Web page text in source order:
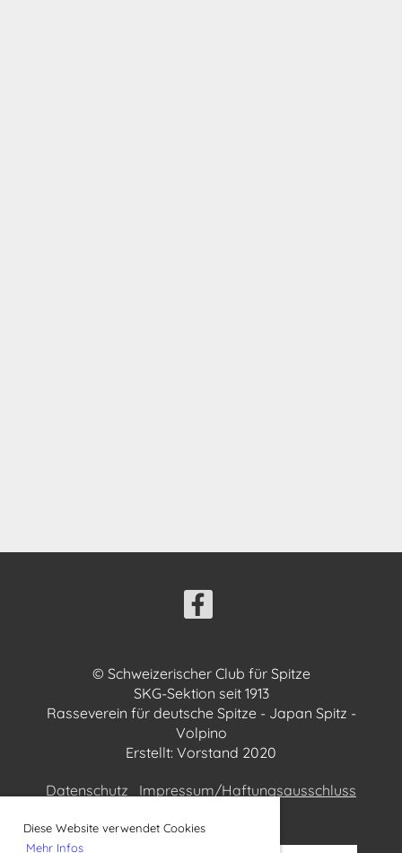
Diese Website verwendet Cookies
Mehr Infos
© Schweizerischer Club für Spitze
SKG-Sektion seit 1913
Rasseverein für deutsche Spitze - Japan Spitz -
Volpino
Erstellt: Vorstand 2020
Datenschutz Impressum/Haftungsausschluss